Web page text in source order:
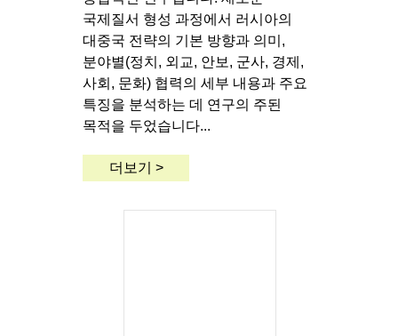
국제질서 형성 과정에서 러시아의
대중국 전략의 기본 방향과 의미,
분야별(정치, 외교, 안보, 군사, 경제,
사회, 문화) 협력의 세부 내용과 주요
특징을 분석하는 데 연구의 주된
목적을 두었습니다...
더보기 >